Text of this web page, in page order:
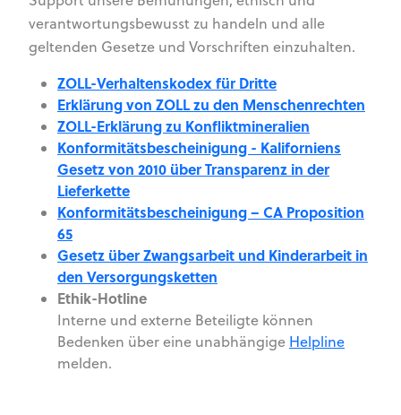
verantwortungsbewusst zu handeln und alle
geltenden Gesetze und Vorschriften einzuhalten.
ZOLL-Verhaltenskodex für Dritte
Erklärung von ZOLL zu den Menschenrechten
ZOLL-Erklärung zu Konfliktmineralien
Konformitätsbescheinigung - Kaliforniens
Gesetz von 2010 über Transparenz in der
Lieferkette
Konformitätsbescheinigung – CA Proposition
65
Gesetz über Zwangsarbeit und Kinderarbeit in
den Versorgungsketten
Ethik-Hotline
Interne und externe Beteiligte können
Bedenken über eine unabhängige Helpline
melden.